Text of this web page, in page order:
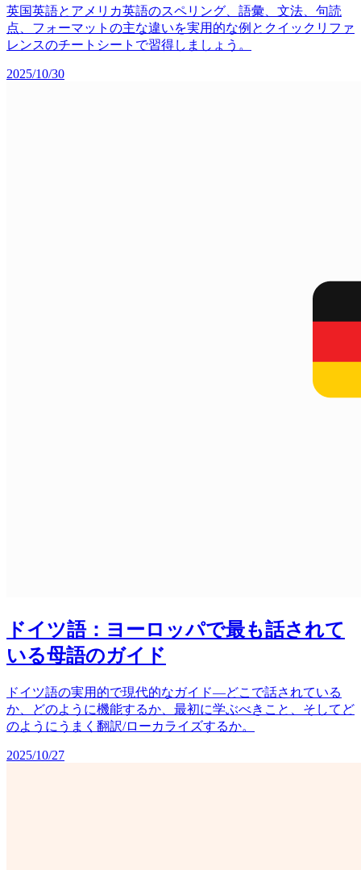
英国英語とアメリカ英語のスペリング、語彙、文法、句読
点、フォーマットの主な違いを実用的な例とクイックリファ
レンスのチートシートで習得しましょう。
2025/10/30
ドイツ語：ヨーロッパで最も話されて
いる母語のガイド
ドイツ語の実用的で現代的なガイド—どこで話されている
か、どのように機能するか、最初に学ぶべきこと、そしてど
のようにうまく翻訳/ローカライズするか。
2025/10/27